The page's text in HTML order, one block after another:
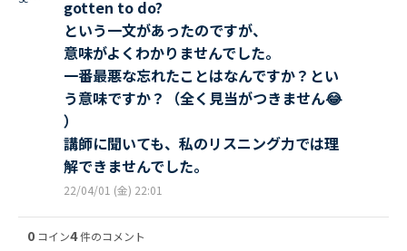
gotten to do?
という一文があったのですが、
意味がよくわかりませんでした。
一番最悪な忘れたことはなんですか？とい
う意味ですか？（全く見当がつきません😂
）
講師に聞いても、私のリスニング力では理
解できませんでした。
22/04/01 (金) 22:01
0 コイン4件のコメント